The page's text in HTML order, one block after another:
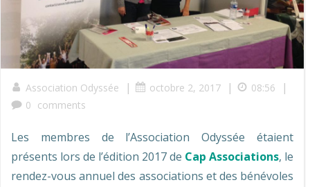
Association Odyssée | octobre 2, 2017 | 08:56 |
0 comments
Les membres de l’Association Odyssée étaient
présents lors de l’édition 2017 de Cap Associations, le
rendez-vous annuel des associations et des bénévoles